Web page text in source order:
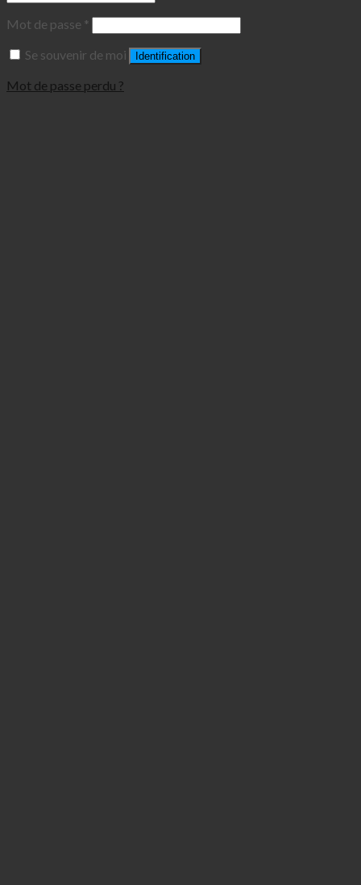
Mot de passe *
Se souvenir de moi
Identification
Mot de passe perdu ?